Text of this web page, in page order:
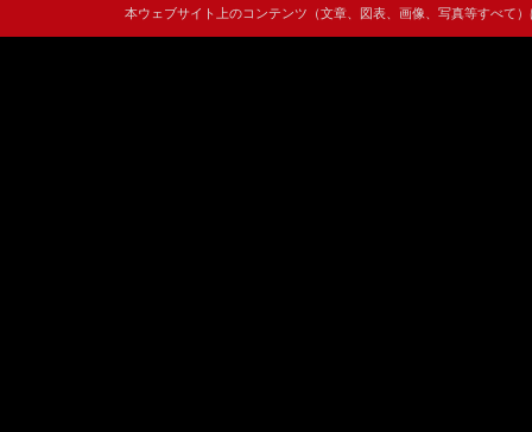
本ウェブサイト上のコンテンツ（文章、図表、画像、写真等すべて